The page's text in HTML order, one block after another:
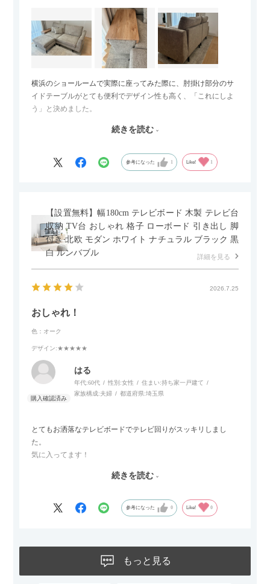
横浜のショールームで実際に座ってみた際に、肘掛け部分のサ
イドテーブルがとても便利でデザイン性も高く、「これにしよ
う」と決めました。
サイズは2.5人掛けですが、幅184cmとコンパクトなので圧迫感
グとのバランスもぴったりで、リビング全体がすっきり見えま
ないのもお気に入りのポイントです。さらに、わが家はソファ
の後ろ側を通ることも多い間取りなので、背面まできれいに仕
上げられているデザインも気に入っています。どの角度から見
ても美しく、空間の印象を損ないません。
わが家のホテルライク×ジャパンディのインテリアにも自然にな
また、カウチのように足を伸ばしてくつろげるスタイルが理想
だったので、それが叶って大満足です。オットマンは自由に動
かせるため、普段はカウチとして使い、来客時には離してスツ
ールとして使えるなど、使い勝手の良さも魅力だと感じていま
続きを読む
参考になった Like!
【設置無料】幅180cm テレビボード 木製 テレビ台
収納 TV台 おしゃれ 格子 ローボード 引き出し 脚
付き 北欧 モダン ホワイト ナチュラル ブラック 黒
白 ルンバブル
詳細を見る
2026.7.25
おしゃれ！
色：オーク
デザイン:★★★★★
はる
年代:60代 性別:女性 住まい:持ち家一戸建て
家族構成:夫婦 都道府県:埼玉県
とてもお洒落なテレビボードでテレビ回りがスッキリしまし
た。
気に入ってます！
Blu-rayレコーダーをボードの扉にしまったところリモコンが閉
なので星4つにします
続きを読む
参考になった 0 Like! 0
もっと見る